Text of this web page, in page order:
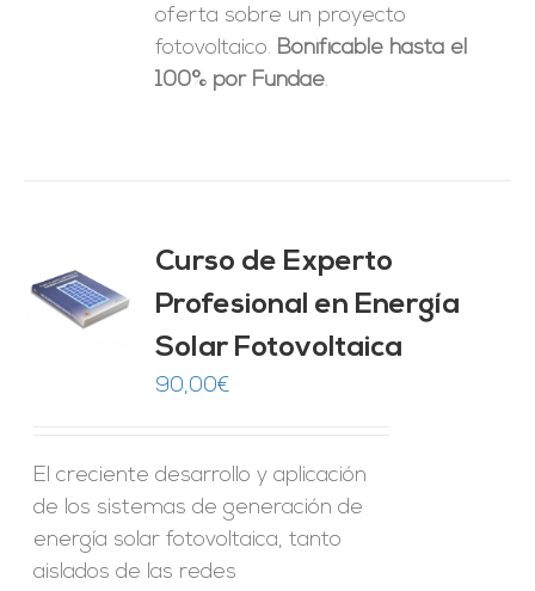
oferta sobre un proyecto
fotovoltaico. Bonificable hasta el
100% por Fundae.
Curso de Experto
Profesional en Energía
Solar Fotovoltaica
90,00€
El creciente desarrollo y aplicación
de los sistemas de generación de
energía solar fotovoltaica, tanto
aislados de las redes